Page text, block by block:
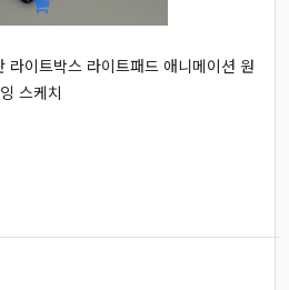
이트박스 라이트패드 애니메이션 원
스케치